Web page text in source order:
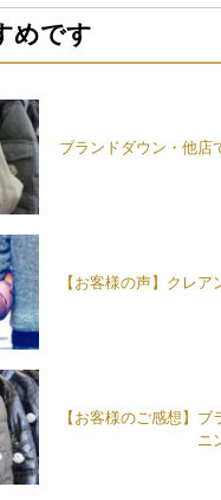
めです
ブランドダウン・他店
【お客様の声】クレ
【お客様のご感想】
ニ